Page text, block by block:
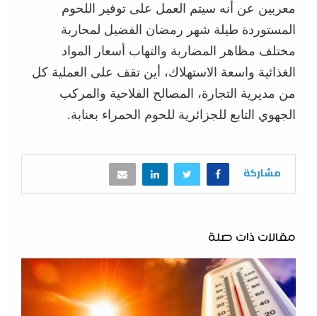
معربين عن أنه سيتم العمل على توفير اللحوم
المستوردة طيلة شهر رمضان الفضيل لمحاربة
مختلف مظاهر المضاربة والتهاب أسعار المواد
الغذائية واسعة الاستهلاك، أين تقف على العملية كل
من مديرية التجارة، المصالح الفلاحية والمركب
الجهوي التابع للجزائرية للحوم الحمراء بعنابة.
مشاركة
مقالات ذات صلة